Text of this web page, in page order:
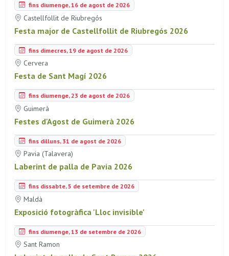
fins diumenge, 16 de agost de 2026
Castellfollit de Riubregós
Festa major de Castellfollit de Riubregós 2026
fins dimecres, 19 de agost de 2026
Cervera
Festa de Sant Magí 2026
fins diumenge, 23 de agost de 2026
Guimerà
Festes d'Agost de Guimerà 2026
fins dilluns, 31 de agost de 2026
Pavia (Talavera)
Laberint de palla de Pavia 2026
fins dissabte, 5 de setembre de 2026
Maldà
Exposició fotogràfica 'Lloc invisible'
fins diumenge, 13 de setembre de 2026
Sant Ramon